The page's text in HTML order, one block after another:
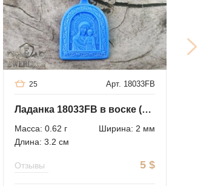
Арт. 18033FB
25
Ладанка 18033FB в воске (опт)
Масса: 0.62 г
Ширина: 2 мм
Длина: 3.2 см
5 $
Отзывы